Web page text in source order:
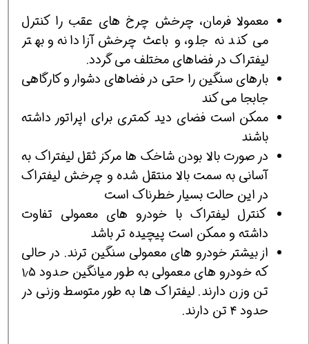
معمولا فرمان، چرخش چرخ های عقب را کنترل
می کند نه جلو، و باعث چرخش آزادانه و بهتر
لیفتراک در فضاهای مختلف می گردد.
بارهای سنگین را حتی در فضاهای دشوار و کارگاهی
جابجا می کند
ممکن است فضای دید کمتری برای اپراتور داشته
باشند
در صورت بالا بودن شاخک ها مرکز ثقل لیفتراک به
آسانی به سمت بالا منتقل شده و چرخش لیفتراک
در این حالت بسیار خطرناک است
کنترل لیفتراک با خودرو های معمولی تفاوت
داشته و ممکن است پیچیده تر باشد
از بیشتر خودرو های معمولی سنگین ترند. در حالی
که خودرو های معمولی به طور میانگین حدود ۱٫۵
تن وزن دارند. لیفتراک ها به طور متوسط وزنی در
حدود ۴ تن دارند.